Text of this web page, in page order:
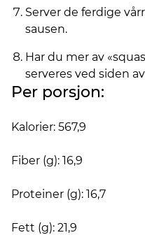
Server de ferdige
sausen.
Har du mer av
serveres ved siden av
Per porsjon:
Kalorier: 567,9
Fiber (g): 16,9
Proteiner (g): 16,7
Fett (g): 21,9